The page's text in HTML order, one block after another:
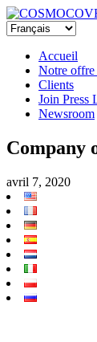
Accueil
Notre offre
Clients
Join Press
Newsroom
Company
avril 7, 2020